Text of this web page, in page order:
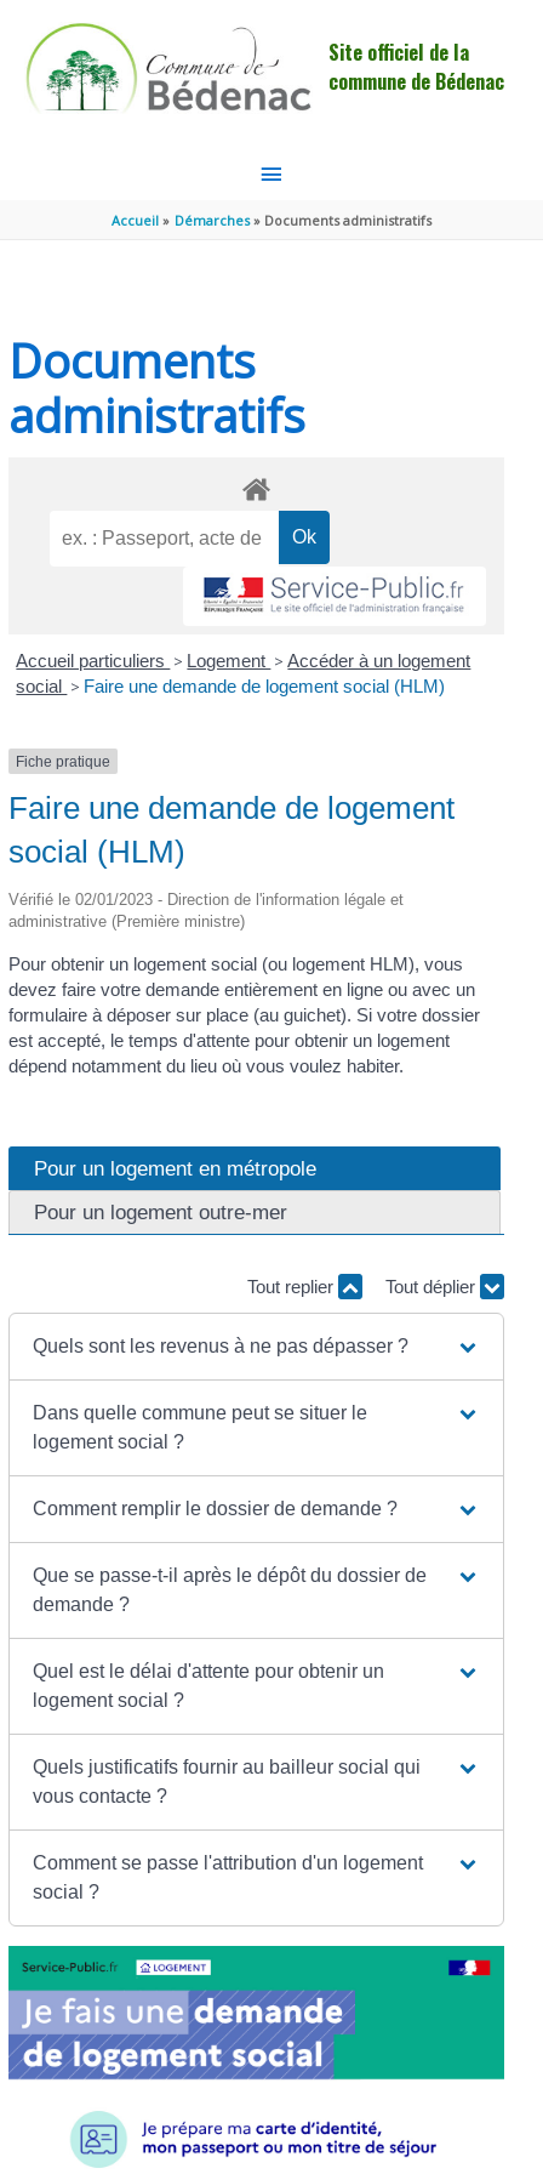
Site officiel de la
commune de Bédenac
MENU
PRINCIPAL
Accueil Démarches Documents administratifs
Documents
administratifs
Accueil particuliers > Logement > Accéder à un logement
social > Faire une demande de logement social (HLM)
Fiche pratique
Faire une demande de logement
social (HLM)
Vérifié le 02/01/2023 - Direction de l'information légale et
administrative (Première ministre)
Pour obtenir un logement social (ou logement HLM), vous
devez faire votre demande entièrement en ligne ou avec un
formulaire à déposer sur place (au guichet). Si votre dossier
est accepté, le temps d'attente pour obtenir un logement
dépend notamment du lieu où vous voulez habiter.
Pour un logement en métropole
Pour un logement outre-mer
Tout replier Tout déplier
Quels sont les revenus à ne pas dépasser ?
Dans quelle commune peut se situer le
logement social ?
Comment remplir le dossier de demande ?
Que se passe-t-il après le dépôt du dossier de
demande ?
Quel est le délai d'attente pour obtenir un
logement social ?
Quels justificatifs fournir au bailleur social qui
vous contacte ?
Comment se passe l'attribution d'un logement
social ?